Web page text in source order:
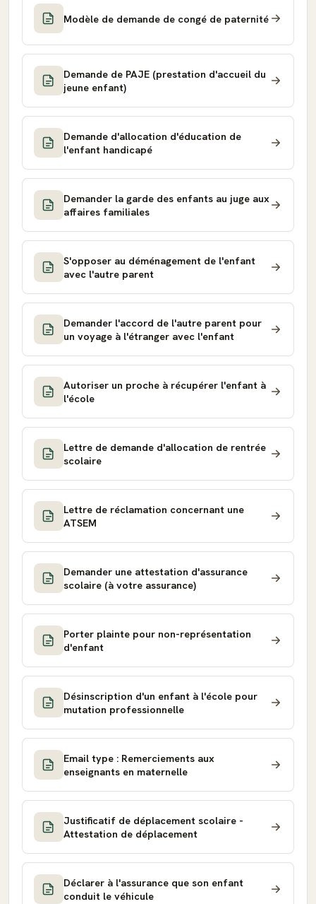
Modèle de demande de congé de paternité
Demande de PAJE (prestation d'accueil du
jeune enfant)
Demande d'allocation d'éducation de
l'enfant handicapé
Demander la garde des enfants au juge aux
affaires familiales
S'opposer au déménagement de l'enfant
avec l'autre parent
Demander l'accord de l'autre parent pour
un voyage à l'étranger avec l'enfant
Autoriser un proche à récupérer l'enfant à
l'école
Lettre de demande d'allocation de rentrée
scolaire
Lettre de réclamation concernant une
ATSEM
Demander une attestation d'assurance
scolaire (à votre assurance)
Porter plainte pour non-représentation
d'enfant
Désinscription d'un enfant à l'école pour
mutation professionnelle
Email type : Remerciements aux
enseignants en maternelle
Justificatif de déplacement scolaire -
Attestation de déplacement
Déclarer à l'assurance que son enfant
conduit le véhicule